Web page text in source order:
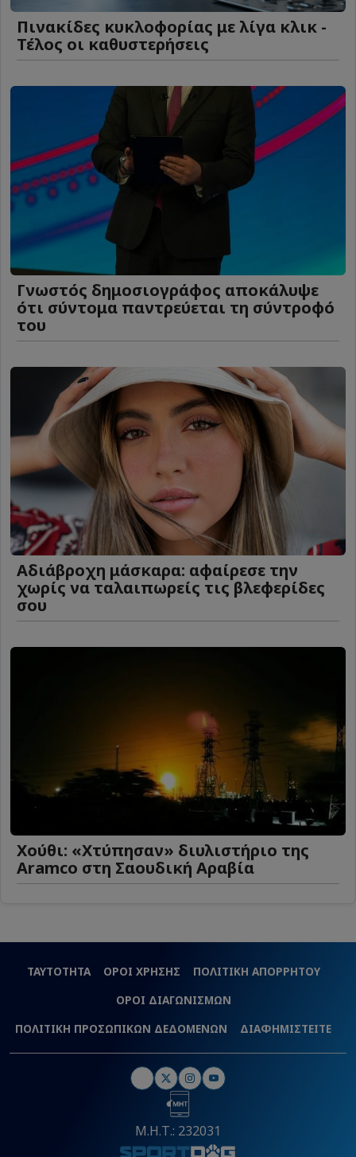
Πινακίδες κυκλοφορίας με λίγα κλικ -
Τέλος οι καθυστερήσεις
Γνωστός δημοσιογράφος αποκάλυψε
ότι σύντομα παντρεύεται τη σύντροφό
του
Αδιάβροχη μάσκαρα: αφαίρεσε την
χωρίς να ταλαιπωρείς τις βλεφερίδες
σου
Χούθι: «Χτύπησαν» διυλιστήριο της
Aramco στη Σαουδική Αραβία
ΤΑΥΤΟΤΗΤΑ ΟΡΟΙ ΧΡΗΣΗΣ
ΠΟΛΙΤΙΚΗ ΑΠΟΡΡΗΤΟΥ
ΟΡΟΙ ΔΙΑΓΩΝΙΣΜΩΝ
ΠΟΛΙΤΙΚΗ ΠΡΟΣΩΠΙΚΩΝ ΔΕΔΟΜΕΝΩΝ
ΔΙΑΦΗΜΙΣΤΕΙΤΕ
Μ.Η.Τ.: 232031